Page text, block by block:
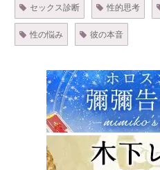
セックス診断 性的思考
性の悩み 彼の本音